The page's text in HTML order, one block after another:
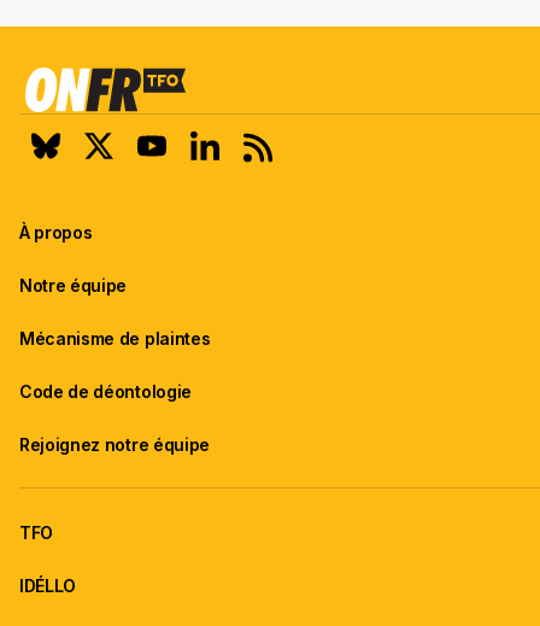
À propos
Notre équipe
Mécanisme de plaintes
Code de déontologie
Rejoignez notre équipe
TFO
IDÉLLO